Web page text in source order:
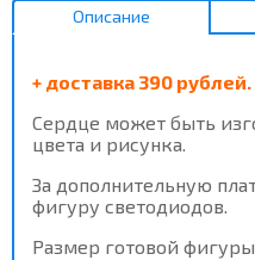
Описание
+ доставка 390 рублей.
Сердце может быть
цвета и рисунка.
За дополнительную
фигуру светодиодов.
Размер готовой